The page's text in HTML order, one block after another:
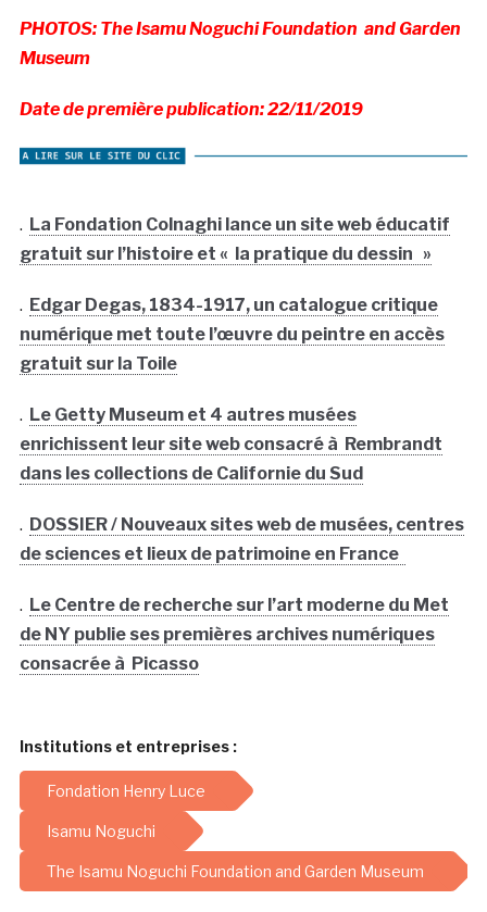
PHOTOS: The Isamu Noguchi Foundation and Garden
Museum
Date de première publication: 22/11/2019
. La Fondation Colnaghi lance un site web éducatif
gratuit sur l’histoire et « la pratique du dessin »
. Edgar Degas, 1834-1917, un catalogue critique
numérique met toute l’œuvre du peintre en accès
gratuit sur la Toile
. Le Getty Museum et 4 autres musées
enrichissent leur site web consacré à Rembrandt
dans les collections de Californie du Sud
. DOSSIER / Nouveaux sites web de musées, centres
de sciences et lieux de patrimoine en France
. Le Centre de recherche sur l’art moderne du Met
de NY publie ses premières archives numériques
consacrée à Picasso
Institutions et entreprises :
Fondation Henry Luce
Isamu Noguchi
The Isamu Noguchi Foundation and Garden Museum